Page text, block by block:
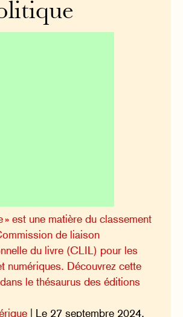
» est une matière du classement
de liaison
du livre (CLIL) pour les
numériques. Découvrez cette
le thésaurus des éditions
| Le 27 septembre 2024,